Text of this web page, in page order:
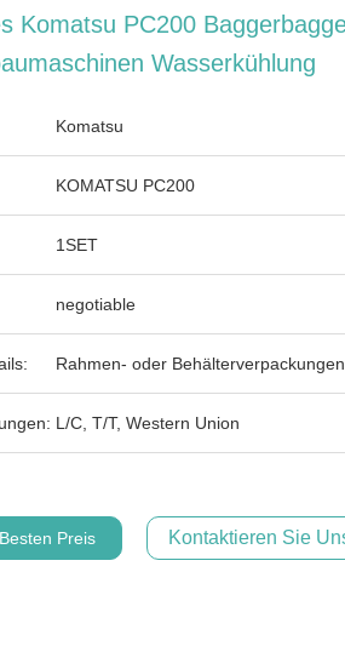
Komatsu PC200
Wasserkühlung
Komatsu
KOMATSU PC200
1SET
negotiable
Rahmen- oder Behälterverpackungen
L/C, T/T, Western Union
Preis Kontaktieren Sie